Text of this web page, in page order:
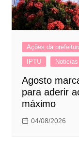
Ações da
IPTU
Noticias
Agosto
para aderir
máximo
04/08/2026